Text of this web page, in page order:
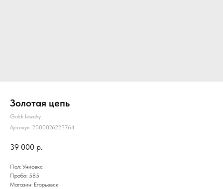
Золотая цепь
Goldi Jewelry
Артикул: 2000026223764
39 000 р.
Пол: Унисекс
Проба: 585
Магазин: Егорьевск